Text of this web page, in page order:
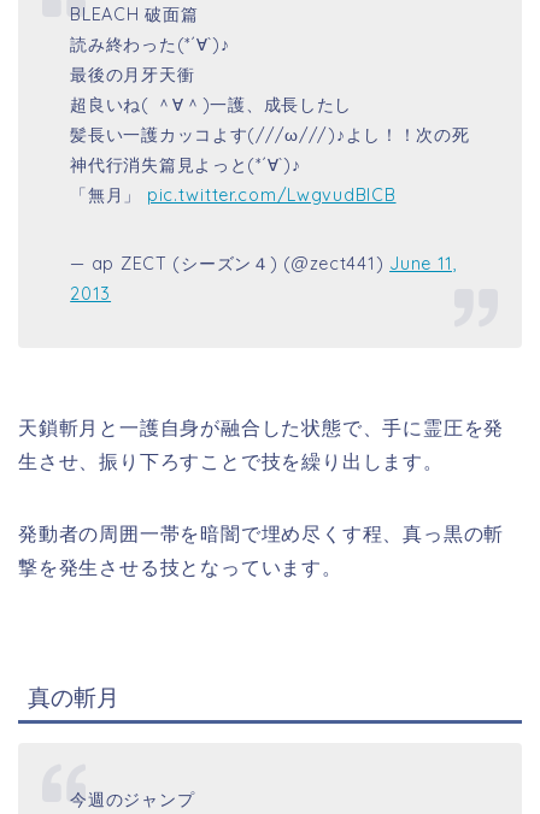
BLEACH 破面篇
読み終わった(*´∀`)♪
最後の月牙天衝
超良いね( ＾∀＾)一護、成長したし
髪長い一護カッコよす(///ω///)♪よし！！次の死
神代行消失篇見よっと(*´∀`)♪
「無月」 pic.twitter.com/LwgvudBICB
— ap ZECT (シーズン４) (@zect441) June 11,
2013
天鎖斬月と一護自身が融合した状態で、手に霊圧を発
生させ、振り下ろすことで技を繰り出します。
発動者の周囲一帯を暗闇で埋め尽くす程、真っ黒の斬
撃を発生させる技となっています。
真の斬月
今週のジャンプ